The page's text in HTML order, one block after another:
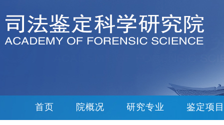
首页 院概况 研究专业 鉴定项目